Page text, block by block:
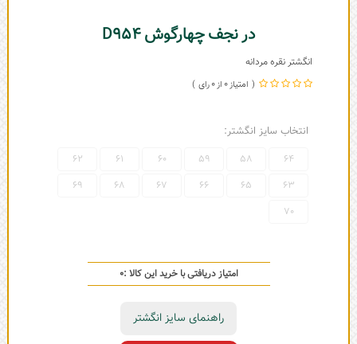
در نجف چهارگوش D954
انگشتر نقره مردانه
0
0
انتخاب سایز انگشتر:
64
58
59
60
61
62
63
65
66
67
68
69
70
امتیاز دریافتی با خرید این کالا :0
راهنمای سایز انگشتر